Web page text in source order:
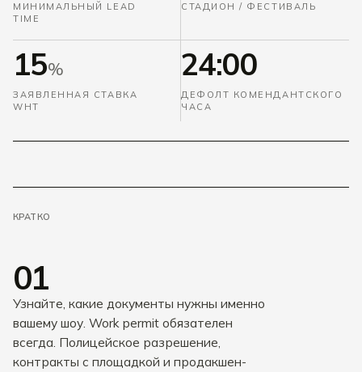
МИНИМАЛЬНЫЙ LEAD
TIME
СТАДИОН / ФЕСТИВАЛЬ
15%
ЗАЯВЛЕННАЯ СТАВКА
WHT
24:00
ДЕФОЛТ КОМЕНДАНТСКОГО
ЧАСА
КРАТКО
01
Узнайте, какие документы нужны именно
вашему шоу. Work permit обязателен
всегда. Полицейское разрешение,
контракты с площадкой и продакшен-